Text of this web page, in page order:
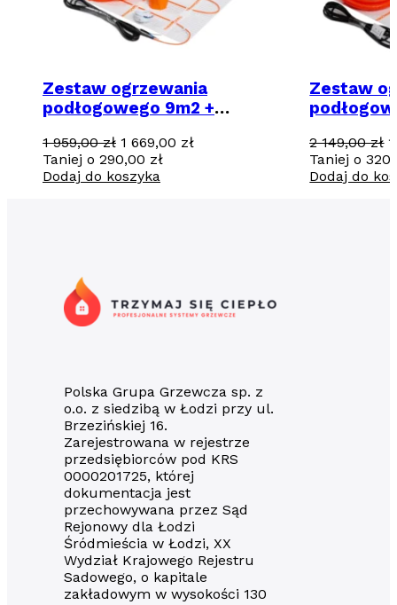
Zestaw ogrzewania
podłogowego 9m2 +
TVT31 z WiFi
1 959,00zł Pierwotna
cena
wynosiła:
1 669,00 złAktualna
Taniej o 290,00 zł
Dodaj do koszyka
Zestaw
TVT31 z
2 149,00zł
Taniej o
Dodaj do
Polska Grupa Grzewcza sp. z
o.o. z siedzibą w Łodzi przy ul.
Brzezińskiej 16.
Zarejestrowana w rejestrze
przedsiębiorców pod KRS
0000201725, której
dokumentacja jest
przechowywana przez Sąd
Rejonowy dla Łodzi
Śródmieścia w Łodzi, XX
Wydział Krajowego Rejestru
Sadowego, o kapitale
zakładowym w wysokości 130